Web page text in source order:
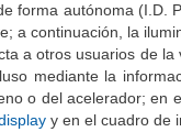
forma autónoma (I.D.
a continuación, la
a otros usuarios de
mediante la
o del acelerador; en
y en el cuadro de